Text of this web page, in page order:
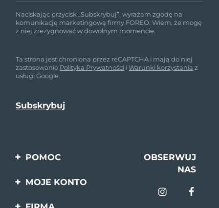
Naciskając przycisk „Subskrybuj”, wyrażam zgodę na
komunikację marketingową firmy FOREO. Wiem, że mogę
z niej zrezygnować w dowolnym momencie.
Ta strona jest chroniona przez reCAPTCHA i mają do niej
zastosowanie Polityka Prywatności iWarunki korzystania z
usługi Google.
POMOC
Kontakt
OBSERWUJ
NAS
MOJE KONTO
Rejestracja produktu